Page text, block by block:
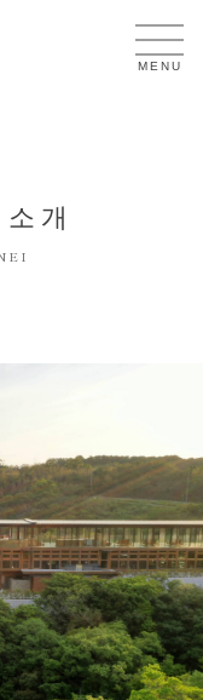
MENU
개